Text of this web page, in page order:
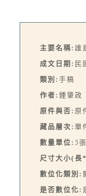
主要名稱: 誰
成文日期: 民
類別: 手稿
作者: 鍾肇政
原件與否: 原
藏品層次: 單
數量單位: 3
尺寸大小(
數位化類別:
是否數位化: